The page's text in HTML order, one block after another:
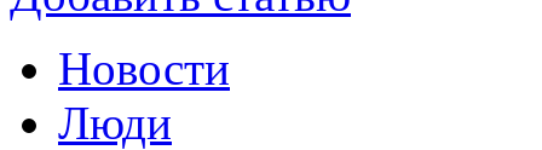
Новости
Люди